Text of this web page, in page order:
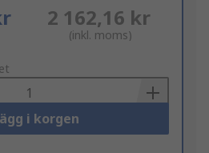
2 162,16 kr
(inkl. moms)
i korgen